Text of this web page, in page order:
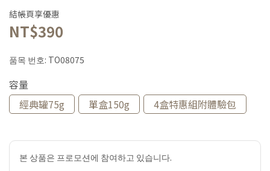
結帳頁享優惠
NT$390
품목 번호: TO08075
容量
經典罐75g
單盒150g 4盒特惠組附體驗包
본 상품은 프로모션에 참여하고 있습니다.